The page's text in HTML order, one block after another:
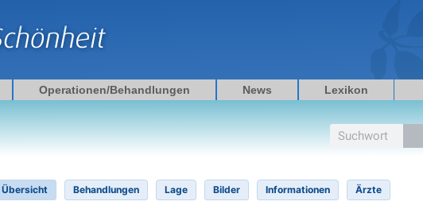
Operationen/Behandlungen News Lexikon
Suche
Übersicht Behandlungen Lage Bilder Informationen Ärzte